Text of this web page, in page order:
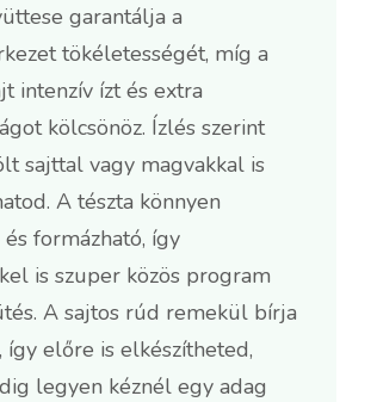
garantálja a
tökéletességét, míg a
intenzív ízt és extra
kölcsönöz. Ízlés szerint
sajttal vagy magvakkal is
A tészta könnyen
formázható, így
is szuper közös program
A sajtos rúd remekül bírja
így előre is elkészítheted,
legyen kéznél egy adag